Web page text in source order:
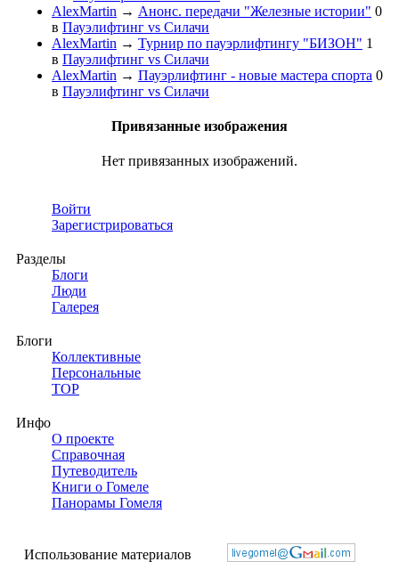
AlexMartin → Анонс. передачи "Железные истории" 0
в Пауэлифтинг vs Силачи
AlexMartin → Турнир по пауэрлифтингу "БИЗОН" 1
в Пауэлифтинг vs Силачи
AlexMartin → Пауэрлифтинг - новые мастера спорта 0
в Пауэлифтинг vs Силачи
Привязанные изображения
Нет привязанных изображений.
Войти
Зарегистрироваться
Разделы
Блоги
Люди
Галерея
Блоги
Коллективные
Персональные
TOP
Инфо
О проекте
Справочная
Путеводитель
Книги о Гомеле
Панорамы Гомеля
Использование материалов